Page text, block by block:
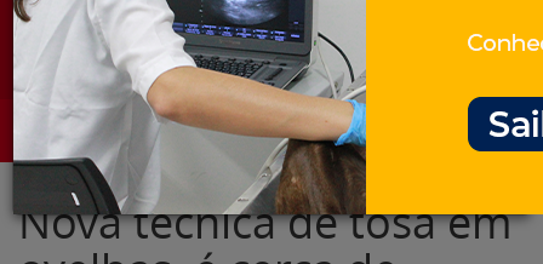
Assine Gratuitamente
Categorias
Nova técnica de tosa em